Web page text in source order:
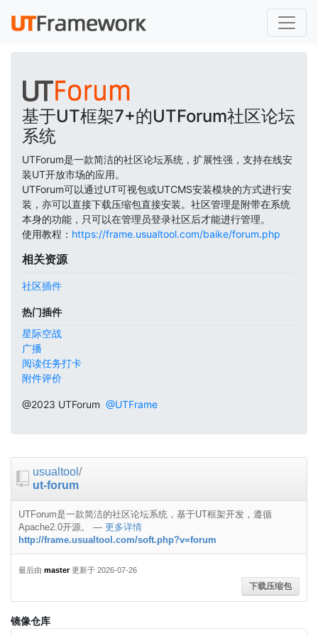
基于UT框架7+的UTForum社区论坛
系统
UTForum是一款简洁的社区论坛系统，扩展性强，支持在线安
装UT开放市场的应用。
UTForum可以通过UT可视包或UTCMS安装模块的方式进行安
装，亦可以直接下载压缩包直接安装。社区管理是附带在系统
本身的功能，只可以在管理员登录社区后才能进行管理。
使用教程： https://frame.usualtool.com/baike/forum.php
相关资源
社区插件
热门插件
星际空战
广播
阅读任务打卡
附件评价
@2023 UTForum @UTFrame
usualtool /
ut-forum
UTForum是一款简洁的社区论坛系统，基于UT框架开发，遵循
Apache2.0开源。
— 更多详情
http://frame.usualtool.com/soft.php?v=forum
最后由 master更新于 2026-07-26
下载压缩包
镜像仓库